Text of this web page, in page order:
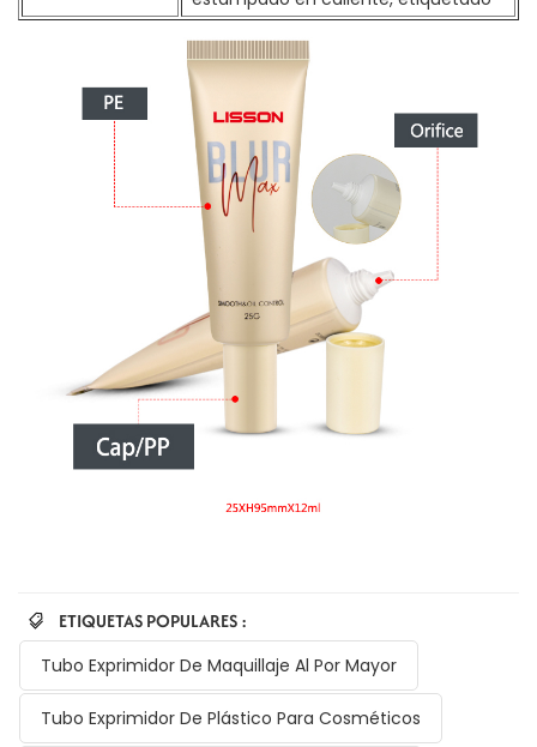
ETIQUETAS POPULARES :
Tubo Exprimidor De Maquillaje Al Por Mayor
Tubo Exprimidor De Plástico Para Cosméticos